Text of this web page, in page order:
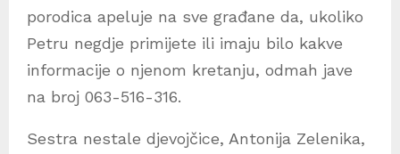
porodica apeluje na sve građane da, ukoliko
Petru negdje primijete ili imaju bilo kakve
informacije o njenom kretanju, odmah jave
na broj 063-516-316.
Sestra nestale djevojčice, Antonija Zelenika,